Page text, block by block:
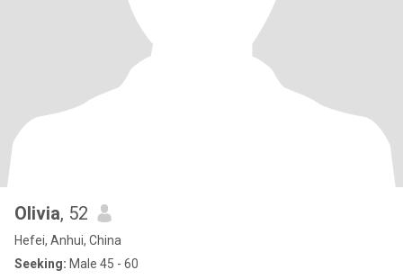
Olivia, 52
Hefei, Anhui, China
Seeking: Male 45 - 60